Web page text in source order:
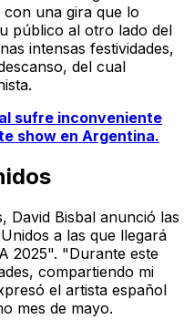
con una gira que lo
público al otro lado del
intensas festividades,
del cual
sufre inconveniente
show en Argentina.
David Bisbal anunció las
a las que llegará
2025". "Durante este
compartiendo mi
el artista español
mes de mayo.